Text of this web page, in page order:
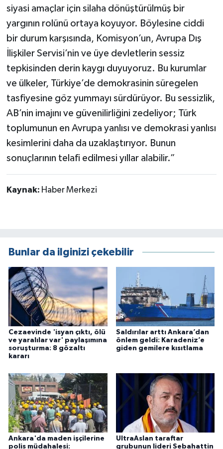
siyasi amaçlar için silaha dönüştürülmüş bir
yargının rolünü ortaya koyuyor. Böylesine ciddi
bir durum karşısında, Komisyon’un, Avrupa Dış
İlişkiler Servisi’nin ve üye devletlerin sessiz
tepkisinden derin kaygı duyuyoruz. Bu kurumlar
ve ülkeler, Türkiye’de demokrasinin süregelen
tasfiyesine göz yummayı sürdürüyor. Bu sessizlik,
AB’nin imajını ve güvenilirliğini zedeliyor; Türk
toplumunun en Avrupa yanlısı ve demokrasi yanlısı
kesimlerini daha da uzaklaştırıyor. Bunun
sonuçlarının telafi edilmesi yıllar alabilir.”
Kaynak: Haber Merkezi
Bunlar da ilginizi çekebilir
Cezaevinde 'isyan çıktı, ölü
ve yaralılar var' paylaşımına
soruşturma: 8 gözaltı
kararı
Saldırılar arttı Ankara’dan
önlem geldi: Karadeniz’e
giden gemilere kısıtlama
Ankara'da maden işçilerine
polis müdahalesi:
UltraAslan taraftar
grubunun lideri Sebahattin